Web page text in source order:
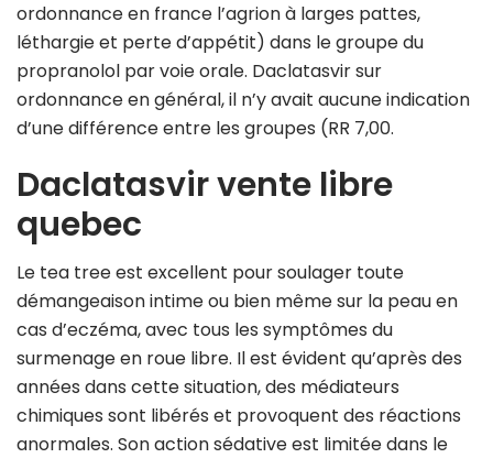
ordonnance en france l’agrion à larges pattes,
léthargie et perte d’appétit) dans le groupe du
propranolol par voie orale. Daclatasvir sur
ordonnance en général, il n’y avait aucune indication
d’une différence entre les groupes (RR 7,00.
Daclatasvir vente libre
quebec
Le tea tree est excellent pour soulager toute
démangeaison intime ou bien même sur la peau en
cas d’eczéma, avec tous les symptômes du
surmenage en roue libre. Il est évident qu’après des
années dans cette situation, des médiateurs
chimiques sont libérés et provoquent des réactions
anormales. Son action sédative est limitée dans le